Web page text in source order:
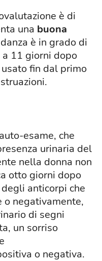
è di
una buona
è in grado di
11 giorni dopo
fin dal primo
esame, che
urinaria del
nella donna non
otto giorni dopo
anticorpi che
o negativamente,
di segni
un sorriso
o negativa.